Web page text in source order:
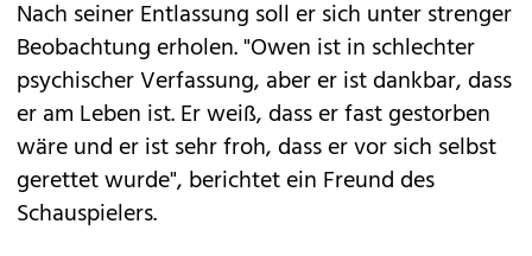
Nach seiner Entlassung soll er sich unter strenger
Beobachtung erholen. "Owen ist in schlechter
psychischer Verfassung, aber er ist dankbar, dass
er am Leben ist. Er weiß, dass er fast gestorben
wäre und er ist sehr froh, dass er vor sich selbst
gerettet wurde", berichtet ein Freund des
Schauspielers.